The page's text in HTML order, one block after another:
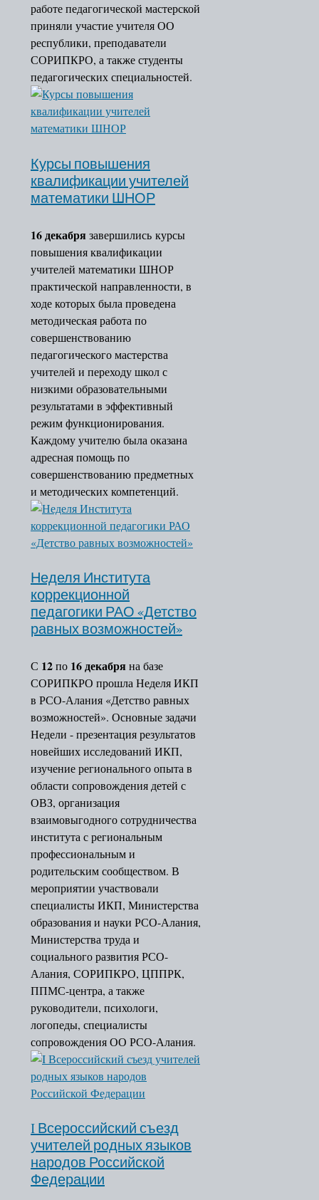
работе педагогической мастерской
приняли участие учителя ОО
республики, преподаватели
СОРИПКРО, а также студенты
педагогических специальностей.
Курсы повышения
квалификации учителей
математики ШНОР
16 декабрязавершились курсы
повышения квалификации
учителей математики ШНОР
практической направленности, в
ходе которых была проведена
методическая работа по
совершенствованию
педагогического мастерства
учителей и переходу школ с
низкими образовательными
результатами в эффективный
режим функционирования.
Каждому учителю была оказана
адресная помощь по
совершенствованию предметных
и методических компетенций.
Неделя Института
коррекционной
педагогики РАО «Детство
равных возможностей»
С 12по 16 декабряна базе
СОРИПКРО прошла Неделя ИКП
в РСО-Алания «Детство равных
возможностей». Основные задачи
Недели - презентация результатов
новейших исследований ИКП,
изучение регионального опыта в
области сопровождения детей с
ОВЗ, организация
взаимовыгодного сотрудничества
института с региональным
профессиональным и
родительским сообществом. В
мероприятии участвовали
специалисты ИКП, Министерства
образования и науки РСО-Алания,
Министерства труда и
социального развития РСО-
Алания, СОРИПКРО, ЦППРК,
ППМС-центра, а также
руководители, психологи,
логопеды, специалисты
сопровождения ОО РСО-Алания.
I Всероссийский съезд
учителей родных языков
народов Российской
Федерации